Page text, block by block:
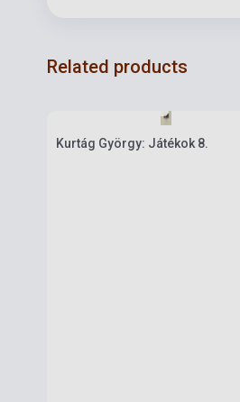
Related products
Kurtág György: Játékok 8.